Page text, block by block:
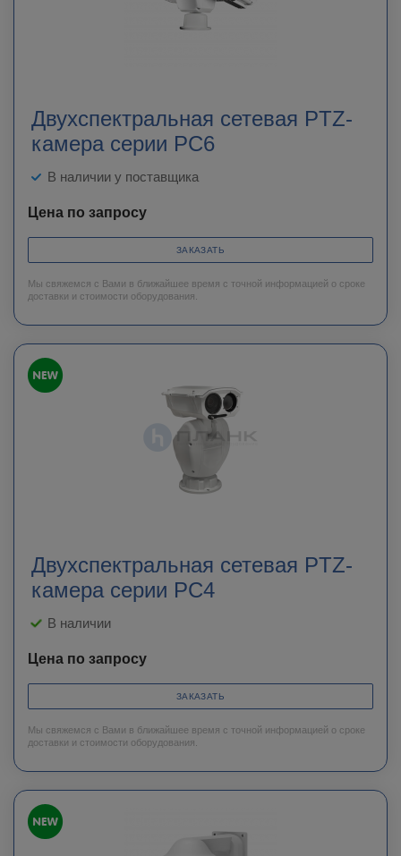
Двухспектральная cетевая PTZ-
камера серии PC6
В наличии у поставщика
Цена по запросу
ЗАКАЗАТЬ
Мы свяжемся с Вами в ближайшее время с точной информацией о сроке
доставки и стоимости оборудования.
Двухспектральная cетевая PTZ-
камера серии PC4
В наличии
Цена по запросу
ЗАКАЗАТЬ
Мы свяжемся с Вами в ближайшее время с точной информацией о сроке
доставки и стоимости оборудования.